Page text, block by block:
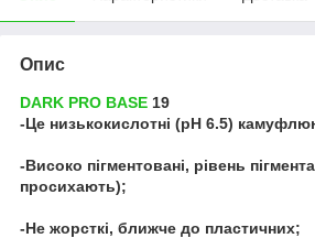
Опис
DARK PRO BASE 19
-Це низькокислотні (pH 6.5)
-Високо пігментовані, рівень
просихають);
-Не жорсткі, ближче до пластичних;